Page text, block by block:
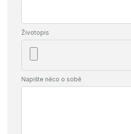
Životopis
Napište něco o sobě